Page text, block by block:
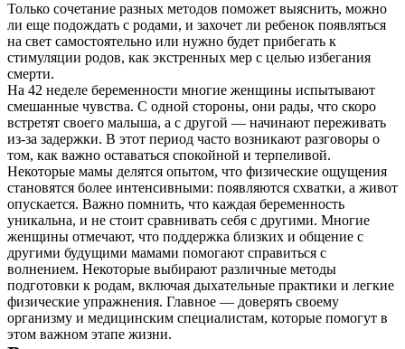
Только сочетание разных методов поможет выяснить, можно
ли еще подождать с родами, и захочет ли ребенок появляться
на свет самостоятельно или нужно будет прибегать к
стимуляции родов, как экстренных мер с целью избегания
смерти.
На 42 неделе беременности многие женщины испытывают
смешанные чувства. С одной стороны, они рады, что скоро
встретят своего малыша, а с другой — начинают переживать
из-за задержки. В этот период часто возникают разговоры о
том, как важно оставаться спокойной и терпеливой.
Некоторые мамы делятся опытом, что физические ощущения
становятся более интенсивными: появляются схватки, а живот
опускается. Важно помнить, что каждая беременность
уникальна, и не стоит сравнивать себя с другими. Многие
женщины отмечают, что поддержка близких и общение с
другими будущими мамами помогают справиться с
волнением. Некоторые выбирают различные методы
подготовки к родам, включая дыхательные практики и легкие
физические упражнения. Главное — доверять своему
организму и медицинским специалистам, которые помогут в
этом важном этапе жизни.